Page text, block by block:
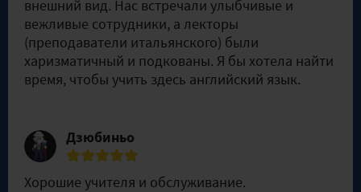
внешний вид. Нас встречали улыбчивые и
вежливые сотрудники, а лекторы
(преподаватели итальянского) были
харизматичный и подкованы. Я бы хотела найти
время, чтобы учить здесь английский язык.
Дзюбиньо
Хорошие учителя и обслуживание.